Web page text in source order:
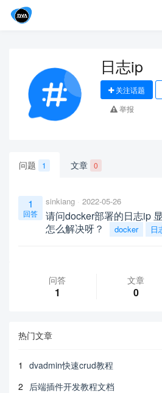
日志ip
关注话题
举报
问题 1 文章 0
1
回答
sinkiang 2022-05-26
请问docker部署的日志ip
怎么解决呀？
docker 日
问答
1
文章
0
热门文章
1
dvadmin快速crud教程
2 后端插件开发教程文档